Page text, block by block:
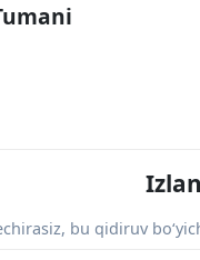
bu qidiruv